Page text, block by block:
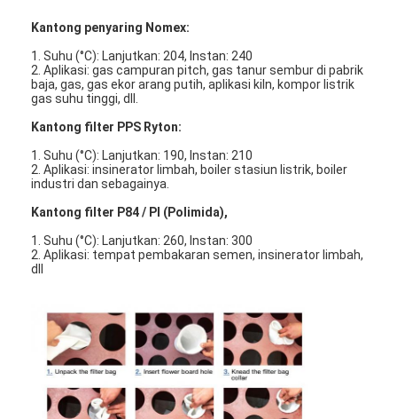
Rumah
Produk
Video
Tentang kami
Tur Pabrik
Hubungi Kami
Berita
bicara sekarang
Kantong penyaring Nomex:
1. Suhu (°C): Lanjutkan: 204, Instan: 240
2. Aplikasi: gas campuran pitch, gas tanur sembur di pabrik
baja, gas, gas ekor arang putih, aplikasi kiln, kompor listrik
gas suhu tinggi, dll.
Kantong filter PPS Ryton:
1. Suhu (°C): Lanjutkan: 190, Instan: 210
2. Aplikasi: insinerator limbah, boiler stasiun listrik, boiler
industri dan sebagainya.
Kantong filter P84 / PI (Polimida),
1. Suhu (°C): Lanjutkan: 260, Instan: 300
2. Aplikasi: tempat pembakaran semen, insinerator limbah,
dll